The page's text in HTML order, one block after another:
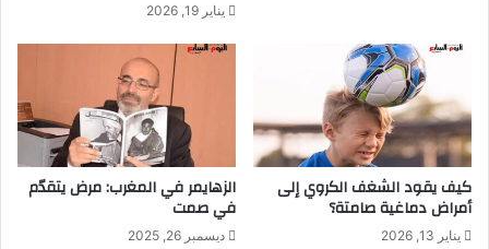
يناير 19, 2026
كيف يقود الشغف الكروي إلى
أمراض دماغية صامتة؟
يناير 13, 2026
الزهايمر في المغرب: مرض يتقدّم
في صمت
ديسمبر 26, 2025